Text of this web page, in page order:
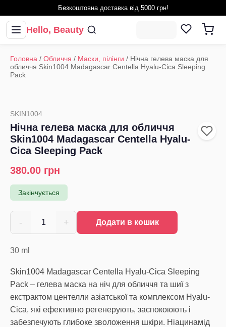
Безкоштовна доставка від 5000 грн!
Hello, Beauty
Головна / Обличчя / Маски, пілінги / Нічна гелева маска для
обличчя Skin1004 Madagascar Centella Hyalu-Cica Sleeping
Pack
SKIN1004
Нічна гелева маска для обличчя
Skin1004 Madagascar Centella Hyalu-
Cica Sleeping Pack
380.00 грн
Закінчується
- 1 + Додати в кошик
30 ml
Skin1004 Madagascar Centella Hyalu-Cica Sleeping
Pack – гелева маска на ніч для обличчя та шиї з
екстрактом центелли азіатської та комплексом Hyalu-
Cica, які ефективно регенерують, заспокоюють і
забезпечують глибоке зволоження шкіри. Ніацинамід